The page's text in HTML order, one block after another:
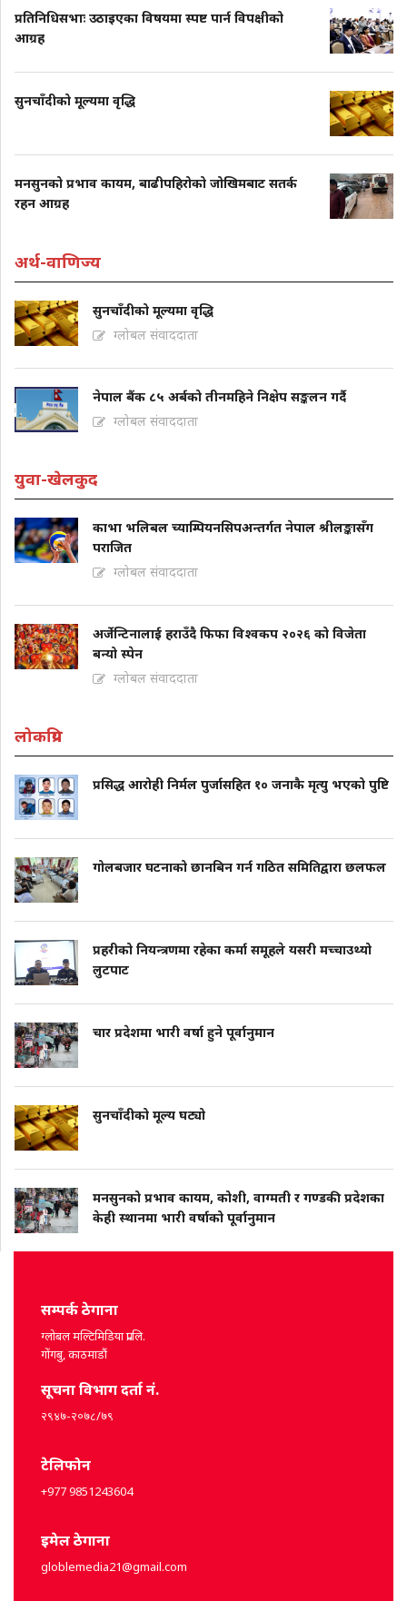
प्रतिनिधिसभाः उठाइएका विषयमा स्पष्ट पार्न विपक्षीको
आग्रह
सुनचाँदीको मूल्यमा वृद्धि
मनसुनको प्रभाव कायम, बाढीपहिरोको जोखिमबाट सतर्क
रहन आग्रह
अर्थ-वाणिज्य
सुनचाँदीको मूल्यमा वृद्धि
ग्लोबल संवाददाता
नेपाल बैंक ८५ अर्बको तीनमहिने निक्षेप सङ्कलन गर्दै
ग्लोबल संवाददाता
युवा-खेलकुद
काभा भलिबल च्याम्पियनसिपअन्तर्गत नेपाल श्रीलङ्कासँग
पराजित
ग्लोबल संवाददाता
अर्जेन्टिनालाई हराउँदै फिफा विश्वकप २०२६ को विजेता
बन्यो स्पेन
ग्लोबल संवाददाता
लोकप्रिय
प्रसिद्ध आरोही निर्मल पुर्जासहित १० जनाकै मृत्यु भएको पुष्टि
गोलबजार घटनाको छानबिन गर्न गठित समितिद्वारा छलफल
प्रहरीको नियन्त्रणमा रहेका कर्मा समूहले यसरी मच्चाउथ्यो
लुटपाट
चार प्रदेशमा भारी वर्षा हुने पूर्वानुमान
सुनचाँदीको मूल्य घट्यो
मनसुनको प्रभाव कायम, कोशी, वाग्मती र गण्डकी प्रदेशका
केही स्थानमा भारी वर्षाको पूर्वानुमान
सम्पर्क ठेगाना
ग्लोबल मल्टिमिडिया प्रा.लि.
गोंगबु, काठमाडौं
सूचना विभाग दर्ता नं.
२९४७-२०७८/७९
टेलिफोन
+977 9851243604
इमेल ठेगाना
globlemedia21@gmail.com